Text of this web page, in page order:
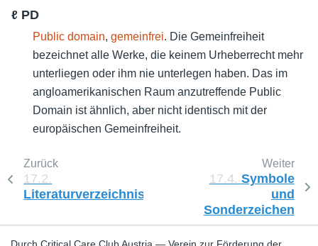
ℓ PD
Public domain, gemeinfrei. Die Gemeinfreiheit
bezeichnet alle Werke, die keinem Urheberrecht mehr
unterliegen oder ihm nie unterlegen haben. Das im
angloamerikanischen Raum anzutreffende Public
Domain ist ähnlich, aber nicht identisch mit der
europäischen Gemeinfreiheit.
Zurück
17.2.
Literaturverzeichnis
Weiter
17.4. Symbole
und
Sonderzeichen